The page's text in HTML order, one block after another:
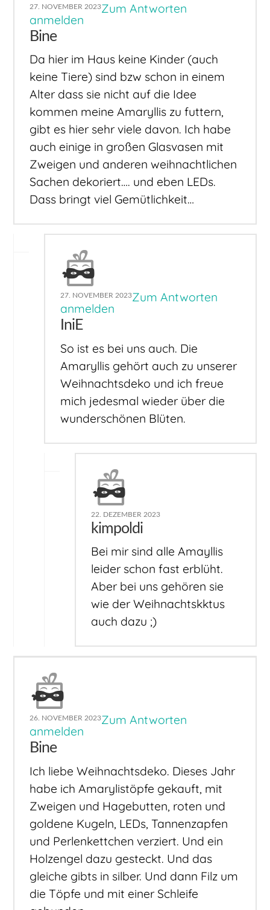
27. NOVEMBER 2023Zum Antworten
anmelden
Bine
Da hier im Haus keine Kinder (auch
keine Tiere) sind bzw schon in einem
Alter dass sie nicht auf die Idee
kommen meine Amaryllis zu futtern,
gibt es hier sehr viele davon. Ich habe
auch einige in großen Glasvasen mit
Zweigen und anderen weihnachtlichen
Sachen dekoriert…. und eben LEDs.
Dass bringt viel Gemütlichkeit…
27. NOVEMBER 2023Zum Antworten
anmelden
IniE
So ist es bei uns auch. Die
Amaryllis gehört auch zu unserer
Weihnachtsdeko und ich freue
mich jedesmal wieder über die
wunderschönen Blüten.
22. DEZEMBER 2023
kimpoldi
Bei mir sind alle Amayllis
leider schon fast erblüht.
Aber bei uns gehören sie
wie der Weihnachtskktus
auch dazu ;)
26. NOVEMBER 2023Zum Antworten
anmelden
Bine
Ich liebe Weihnachtsdeko. Dieses Jahr
habe ich Amarylistöpfe gekauft, mit
Zweigen und Hagebutten, roten und
goldene Kugeln, LEDs, Tannenzapfen
und Perlenkettchen verziert. Und ein
Holzengel dazu gesteckt. Und das
gleiche gibts in silber. Und dann Filz um
die Töpfe und mit einer Schleife